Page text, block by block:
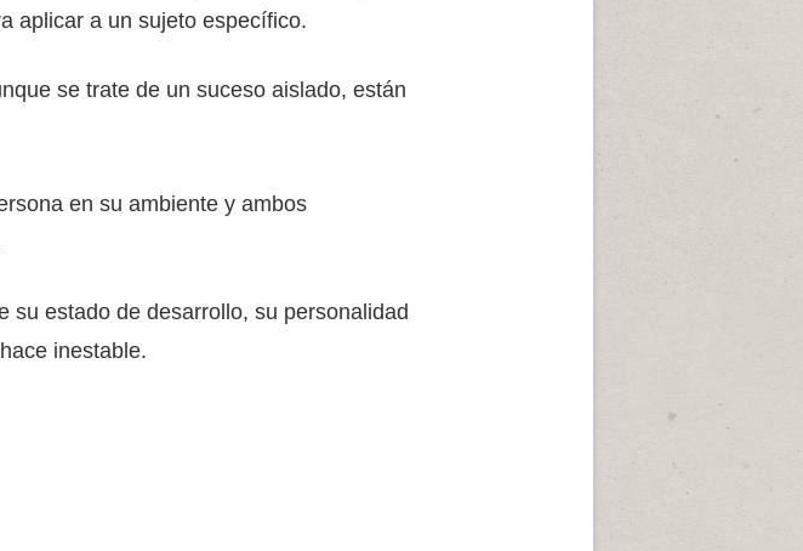
aplicar a un sujeto específico.
se trate de un suceso aislado, están
en su ambiente y ambos
su estado de desarrollo, su personalidad
inestable.